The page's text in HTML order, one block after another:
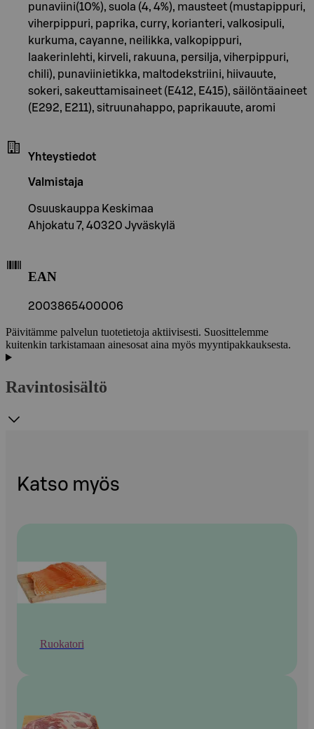
punaviini(10%), suola (4, 4%), mausteet (mustapippuri,
viherpippuri, paprika, curry, korianteri, valkosipuli,
kurkuma, cayanne, neilikka, valkopippuri,
laakerinlehti, kirveli, rakuuna, persilja, viherpippuri,
chili), punaviinietikka, maltodekstriini, hiivauute,
sokeri, sakeuttamisaineet (E412, E415), säilöntäaineet
(E292, E211), sitruunahappo, paprikauute, aromi
Yhteystiedot
Valmistaja
Osuuskauppa Keskimaa
Ahjokatu 7, 40320 Jyväskylä
EAN
2003865400006
Päivitämme palvelun tuotetietoja aktiivisesti. Suosittelemme
kuitenkin tarkistamaan ainesosat aina myös myyntipakkauksesta.
Ravintosisältö
Katso myös
Ruokatori